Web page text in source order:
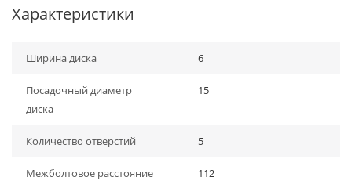
Характеристики
Ширина диска 6
Посадочный диаметр
диска
15
Количество отверстий 5
Межболтовое расстояние 112